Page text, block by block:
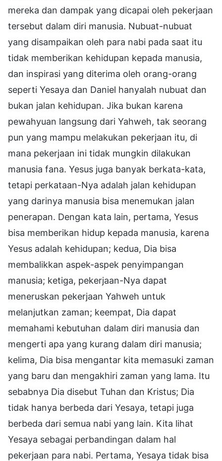
mereka dan dampak yang dicapai oleh pekerjaan
tersebut dalam diri manusia. Nubuat-nubuat
yang disampaikan oleh para nabi pada saat itu
tidak memberikan kehidupan kepada manusia,
dan inspirasi yang diterima oleh orang-orang
seperti Yesaya dan Daniel hanyalah nubuat dan
bukan jalan kehidupan. Jika bukan karena
pewahyuan langsung dari Yahweh, tak seorang
pun yang mampu melakukan pekerjaan itu, di
mana pekerjaan ini tidak mungkin dilakukan
manusia fana. Yesus juga banyak berkata-kata,
tetapi perkataan-Nya adalah jalan kehidupan
yang darinya manusia bisa menemukan jalan
penerapan. Dengan kata lain, pertama, Yesus
bisa memberikan hidup kepada manusia, karena
Yesus adalah kehidupan; kedua, Dia bisa
membalikkan aspek-aspek penyimpangan
manusia; ketiga, pekerjaan-Nya dapat
meneruskan pekerjaan Yahweh untuk
melanjutkan zaman; keempat, Dia dapat
memahami kebutuhan dalam diri manusia dan
mengerti apa yang kurang dalam diri manusia;
kelima, Dia bisa mengantar kita memasuki zaman
yang baru dan mengakhiri zaman yang lama. Itu
sebabnya Dia disebut Tuhan dan Kristus; Dia
tidak hanya berbeda dari Yesaya, tetapi juga
berbeda dari semua nabi yang lain. Kita lihat
Yesaya sebagai perbandingan dalam hal
pekerjaan para nabi. Pertama, Yesaya tidak bisa